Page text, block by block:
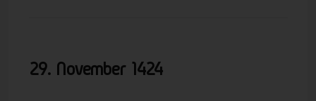
29. November 1424